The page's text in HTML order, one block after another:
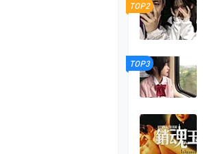
TOP2
TOP3